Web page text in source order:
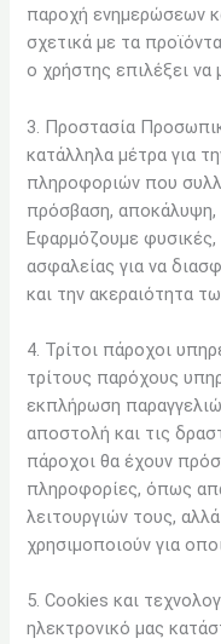
παροχή ενημερώσεων
σχετικά με τα
ο χρήστης επιλέξει να
3. Προστασία
κατάλληλα μέτρα για
πληροφοριών που
πρόσβαση,
Εφαρμόζουμε φυσικές,
ασφαλείας για να
και την ακεραιότητα
4. Τρίτοι πάροχοι
τρίτους παρόχους
εκπλήρωση
αποστολή και τις
πάροχοι θα έχουν
πληροφορίες, όπως
λειτουργιών τους,
χρησιμοποιούν για
5. Cookies και
ηλεκτρονικό μας